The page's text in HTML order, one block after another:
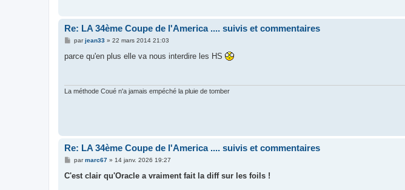
Re: LA 34ème Coupe de l'America .... suivis et commentaires
M
s
parjean33» 22 mars 2014 21:03
parce qu'en plus elle va nous interdire les HS
La méthode Coué n'a jamais empéché la pluie de tomber
Re: LA 34ème Coupe de l'America .... suivis et commentaires
M
s
parmarc67» 14 janv. 2026 19:27
C'est clair qu'Oracle a vraiment fait la diff sur les foils !